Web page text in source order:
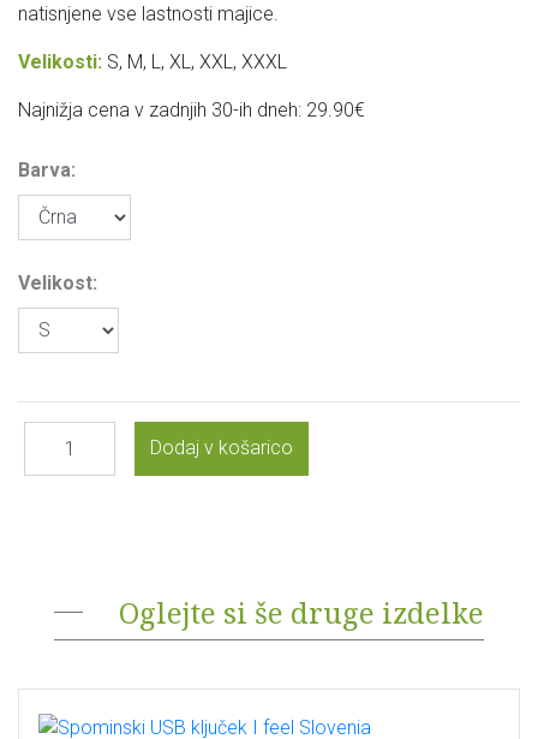
natisnjene vse lastnosti majice.
Velikosti: S, M, L, XL, XXL, XXXL
Najnižja cena v zadnjih 30-ih dneh: 29.90€
Barva:
Velikost:
Oglejte si še druge izdelke